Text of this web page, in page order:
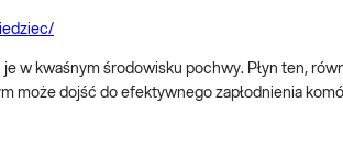
w kwaśnym środowisku pochwy. Płyn ten,
może dojść do efektywnego zapłodnienia